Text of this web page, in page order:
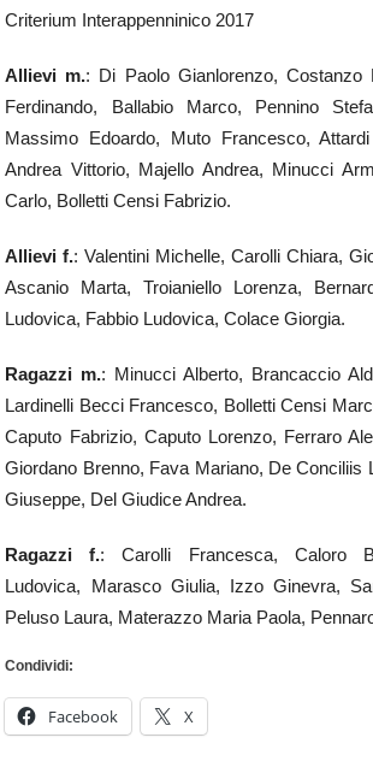
Criterium Interappenninico 2017
Allievi m.: Di Paolo Gianlorenzo, Costanzo
Ferdinando, Ballabio Marco, Pennino
Massimo Edoardo, Muto Francesco,
Andrea Vittorio, Majello Andrea, Minucci
Carlo, Bolletti Censi Fabrizio.
Allievi f.: Valentini Michelle, Carolli Chiara,
Ascanio Marta, Troianiello Lorenza,
Ludovica, Fabbio Ludovica, Colace Giorgia.
Ragazzi m.: Minucci Alberto, Brancaccio
Lardinelli Becci Francesco, Bolletti Censi
Caputo Fabrizio, Caputo Lorenzo, Ferraro
Giordano Brenno, Fava Mariano, De Conciliis
Giuseppe, Del Giudice Andrea.
Ragazzi f.: Carolli Francesca, Caloro
Ludovica, Marasco Giulia, Izzo Ginevra,
Peluso Laura, Materazzo Maria Paola,
Condividi:
Facebook X